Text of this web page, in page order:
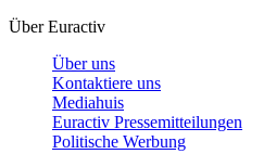
Über Euractiv
Über uns
Kontaktiere uns
Mediahuis
Euractiv Pressemitteilungen
Politische Werbung